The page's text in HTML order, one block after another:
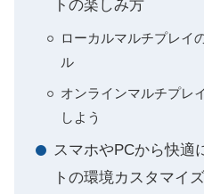
トの楽しみ方
ローカルマルチプレイ
ル
オンラインマルチプレ
しよう
スマホやPCから快適
トの環境カスタマイズ